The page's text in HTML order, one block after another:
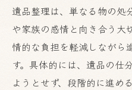
遺品整理は、単なる物の処
や家族の感情と向き合う大
情的な負担を軽減しながら
す。具体的には、遺品の仕
ようとせず、段階的に進め